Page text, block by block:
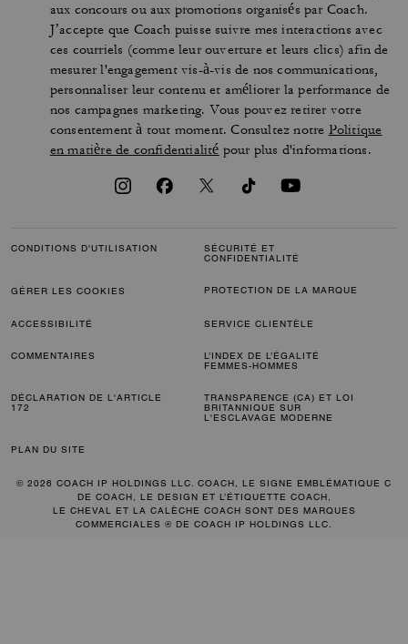
aux concours ou aux promotions organisés par Coach.
J’accepte que Coach puisse suivre mes interactions avec
ces courriels (comme leur ouverture et leurs clics) afin de
mesurer l'engagement vis-à-vis de nos communications,
personnaliser leur contenu et améliorer la performance de
nos campagnes marketing. Vous pouvez retirer votre
consentement à tout moment. Consultez notre Politique
en matière de confidentialité pour plus d'informations.
CONDITIONS D'UTILISATION
SÉCURITÉ ET
CONFIDENTIALITÉ
GÉRER LES COOKIES PROTECTION DE LA MARQUE
ACCESSIBILITÉ SERVICE CLIENTÈLE
COMMENTAIRES
L’INDEX DE L’ÉGALITÉ
FEMMES-HOMMES
DÉCLARATION DE L'ARTICLE
172
TRANSPARENCE (CA) ET LOI
BRITANNIQUE SUR
L'ESCLAVAGE MODERNE
PLAN DU SITE
© 2026 COACH IP HOLDINGS LLC. COACH, LE SIGNE EMBLÉMATIQUE C
DE COACH, LE DESIGN ET L’ÉTIQUETTE COACH,
LE CHEVAL ET LA CALÈCHE COACH SONT DES MARQUES
COMMERCIALES ® DE COACH IP HOLDINGS LLC.